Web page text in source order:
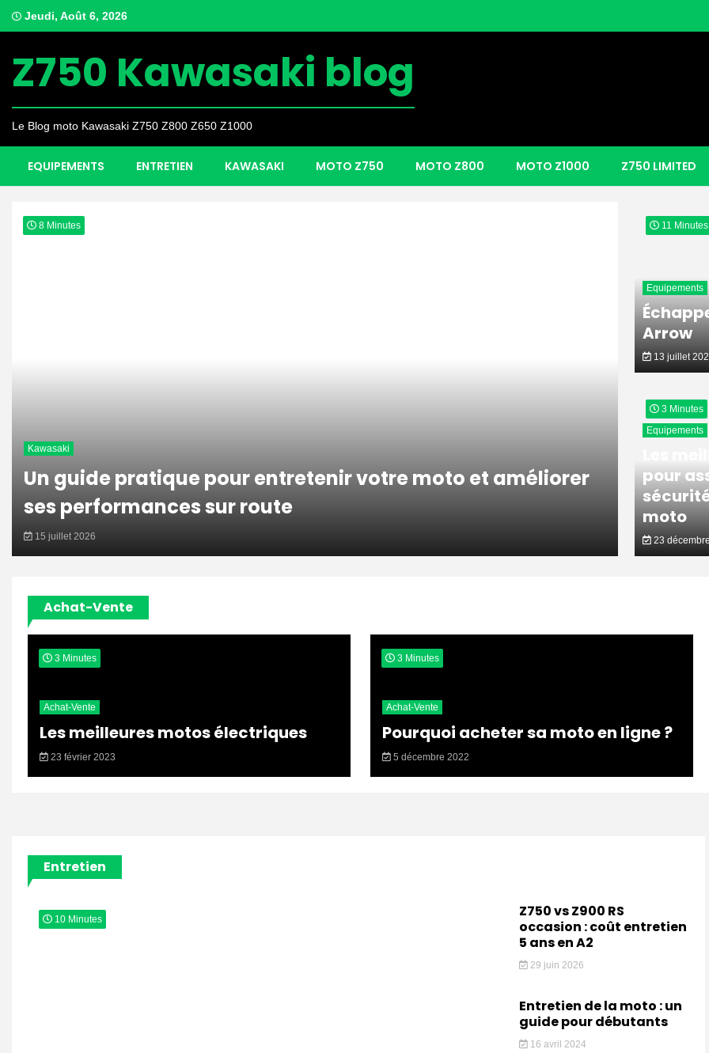
Jeudi, Août 6, 2026
Z750 Kawasaki blog
Le Blog moto Kawasaki Z750 Z800 Z650 Z1000
EQUIPEMENTS ENTRETIEN KAWASAKI MOTO Z750 MOTO Z800 MOTO Z1000 Z750 LIMITED
8 Minutes
Kawasaki
Un guide pratique pour entretenir votre moto et améliorer
ses performances sur route
15 juillet 2026
11 Minutes
Equipements
Arrow
13 juillet
3 Minutes
Equipements
pour
moto
23
Achat-Vente
3 Minutes
Achat-Vente
Les meilleures motos électriques
23 février 2023
3 Minutes
Achat-Vente
Pourquoi acheter sa moto en ligne ?
5 décembre 2022
Entretien
10 Minutes
Z750 vs Z900 RS
occasion : coût entretien
5 ans en A2
29 juin 2026
Entretien de la moto : un
guide pour débutants
16 avril 2024